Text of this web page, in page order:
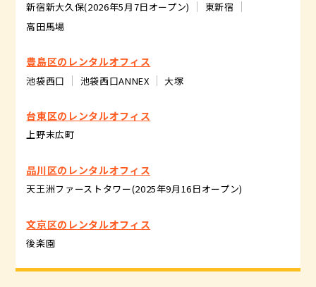
新宿新大久保(2026年5月7日オープン)
東新宿
高田馬場
豊島区のレンタルオフィス
池袋西口 池袋西口ANNEX 大塚
台東区のレンタルオフィス
上野末広町
品川区のレンタルオフィス
天王洲ファーストタワー(2025年9月16日オープン)
文京区のレンタルオフィス
後楽園